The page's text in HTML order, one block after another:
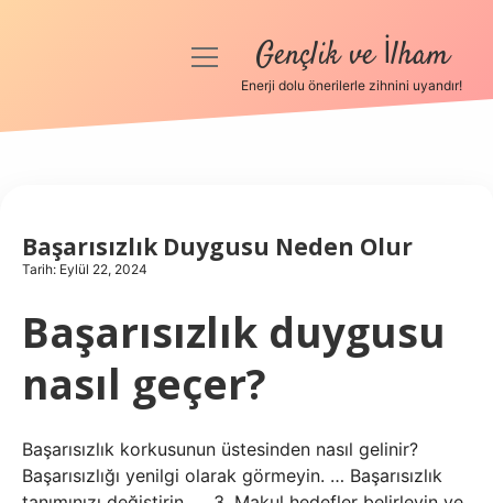
Anasayfa
Hakkımızda
menüyüGençlik ve İlham
Enerji dolu önerilerle zihnini uyandır!
Başarısızlık Duygusu Neden Olur
Tarih: Eylül 22, 2024
Başarısızlık duygusu
nasıl geçer?
Başarısızlık korkusunun üstesinden nasıl gelinir?
Başarısızlığı yenilgi olarak görmeyin. … Başarısızlık